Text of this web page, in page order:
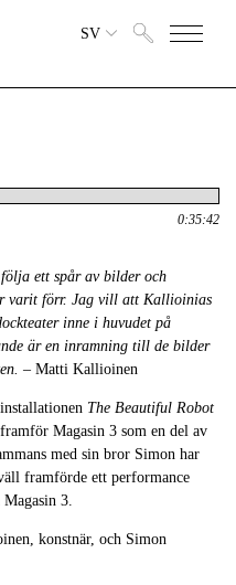
SV
0:35:42
ett spår av bilder och
varit förr. Jag vill att Kallioinias
inne i huvudet på
är en inramning till de bilder
– Matti Kallioinen
The Beautiful Robot
Magasin 3 som en del av
med sin bror Simon har
framförde ett performance
3.
konstnär, och Simon